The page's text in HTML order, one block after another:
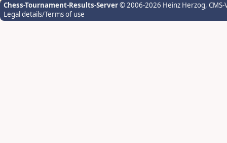
Chess-Tournament-Results-Server© 2006-2026 Heinz Herzog,
Legal details/Terms of use